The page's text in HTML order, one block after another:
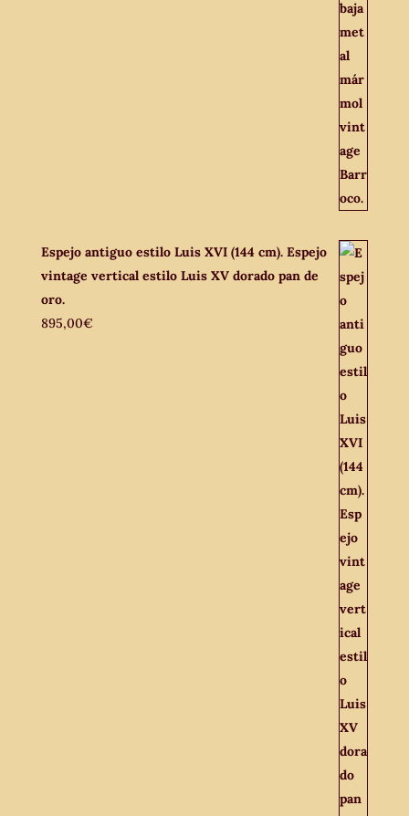
Espejo antiguo estilo Luis XVI (144 cm). Espejo
vintage vertical estilo Luis XV dorado pan de
oro.
895,00€